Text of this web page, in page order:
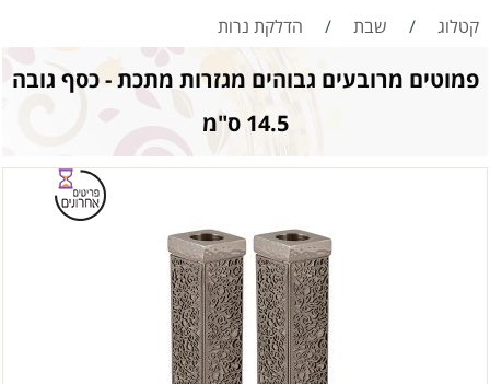
קטלוג / שבת / הדלקת נרות
פמוטים מרובעים גבוהים מגזרות מתכת - כסף גובה
14.5 ס"מ